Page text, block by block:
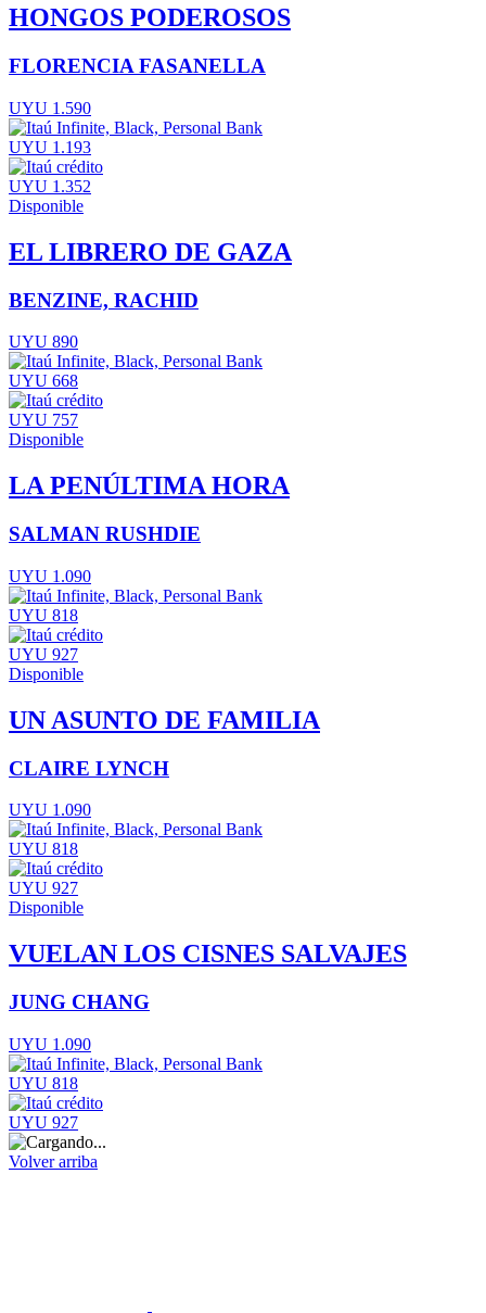
HONGOS PODEROSOS
FLORENCIA FASANELLA
UYU 1.590
UYU 1.193
UYU 1.352
Disponible
EL LIBRERO DE GAZA
BENZINE, RACHID
UYU 890
UYU 668
UYU 757
Disponible
LA PENÚLTIMA HORA
SALMAN RUSHDIE
UYU 1.090
UYU 818
UYU 927
Disponible
UN ASUNTO DE FAMILIA
CLAIRE LYNCH
UYU 1.090
UYU 818
UYU 927
Disponible
VUELAN LOS CISNES SALVAJES
JUNG CHANG
UYU 1.090
UYU 818
UYU 927
Volver arriba